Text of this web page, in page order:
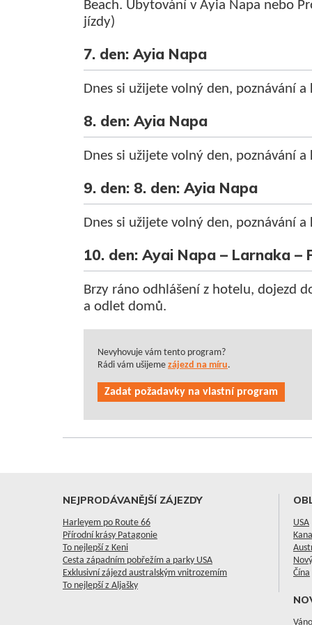
Beach. Ubytování v Ayia Napa nebo
jízdy)
7. den: Ayia Napa
Dnes si užijete volný den, poznávání a
8. den: Ayia Napa
Dnes si užijete volný den, poznávání a
9. den: 8. den: Ayia Napa
Dnes si užijete volný den, poznávání a
10. den: Ayai Napa – Larnaka –
Brzy ráno odhlášení z hotelu, dojezd
a odlet domů.
Nevyhovuje vám tento program?
Rádi vám ušijeme zájezd na míru.
Zadat požadavky na vlastní program
NEJPRODÁVANĚJŠÍ ZÁJEZDY
Harleyem po Route 66
Přírodní krásy Patagonie
To nejlepší z Keni
Cesta západním pobřežím a parky USA
Exklusivní zájezd australským vnitrozemím
To nejlepší z Aljašky
USA
Čína